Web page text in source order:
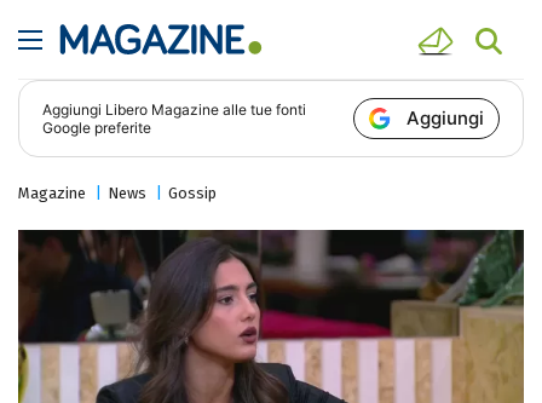
Aggiungi Libero Magazine alle tue fonti
Google preferite
Aggiungi
Magazine News Gossip